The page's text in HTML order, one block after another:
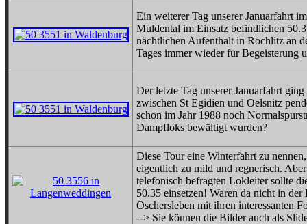
Ein weiterer Tag unserer Januarfahrt
Muldental im Einsatz befindlichen
nächtlichen Aufenthalt in Rochlitz an
Tages immer wieder für Begeisterung
Der letzte Tag unserer Januarfahrt
zwischen St Egidien und Oelsnitz
schon im Jahr 1988 noch
Dampfloks bewältigt wurden?
Diese Tour eine Winterfahrt zu
eigentlich zu mild und regnerisch.
telefonisch befragten Lokleiter sollte
50.35 einsetzen! Waren da nicht in
Oschersleben mit ihren interessanten
--> Sie können die Bilder auch als